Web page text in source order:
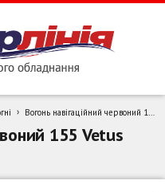
Вогонь навігаційний червоний 155 Vetus BB35ZWIT
155 Vetus